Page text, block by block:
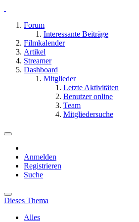
Forum
Interessante Beiträge
Filmkalender
Artikel
Streamer
Dashboard
Mitglieder
Letzte Aktivitäten
Benutzer online
Team
Mitgliedersuche
Anmelden
Registrieren
Suche
Dieses Thema
Alles